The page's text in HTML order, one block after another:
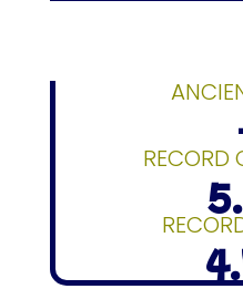
RECORD